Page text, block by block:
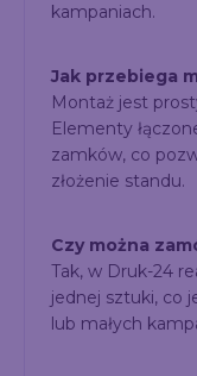
kampaniach.
Jak przebiega
Montaż jest
Elementy
zamków, co
złożenie standu.
Czy można
Tak, w Druk-24
jednej sztuki, co
lub małych